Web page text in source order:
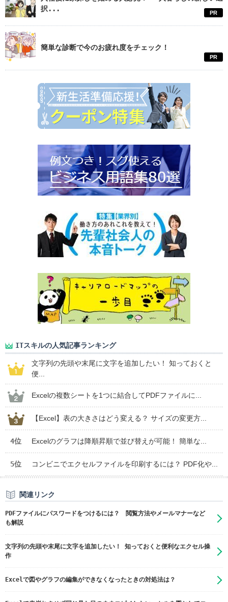
択...
PR
簡単な診断で今のお疲れ度をチェック！
PR
ITスキルの人気記事ランキング
文字列の先頭や末尾に文字を追加したい！ 知っておくと
便...
Excelの複数シートを1つに結合してPDFファイルに...
【Excel】表の大きさはどう変える？ サイズの変更方...
4位 Excelのグラフは降順昇順で並び替えが可能！ 簡単な...
5位 コンビニでエクセルファイルを印刷するには？ PDF化や...
関連リンク
PDFファイルにパスワードをつけるには？ 閲覧方法やメールマナーなど
も解説
文字列の先頭や末尾に文字を追加したい！ 知っておくと便利なエクセル操
作
Excelで図やグラフの編集ができなくなったときの対処法は？